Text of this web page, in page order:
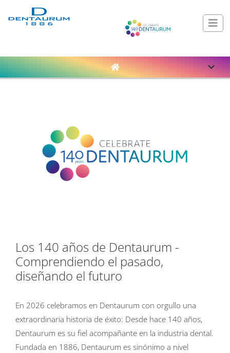
Los 140 años de Dentaurum -
Comprendiendo el pasado,
diseñando el futuro
En 2026 celebramos en Dentaurum con orgullo una
extraordinaria historia de éxito: Desde hace 140 años,
Dentaurum es su fiel acompañante en la industria dental.
Fundada en 1886, Dentaurum es sinónimo a nivel